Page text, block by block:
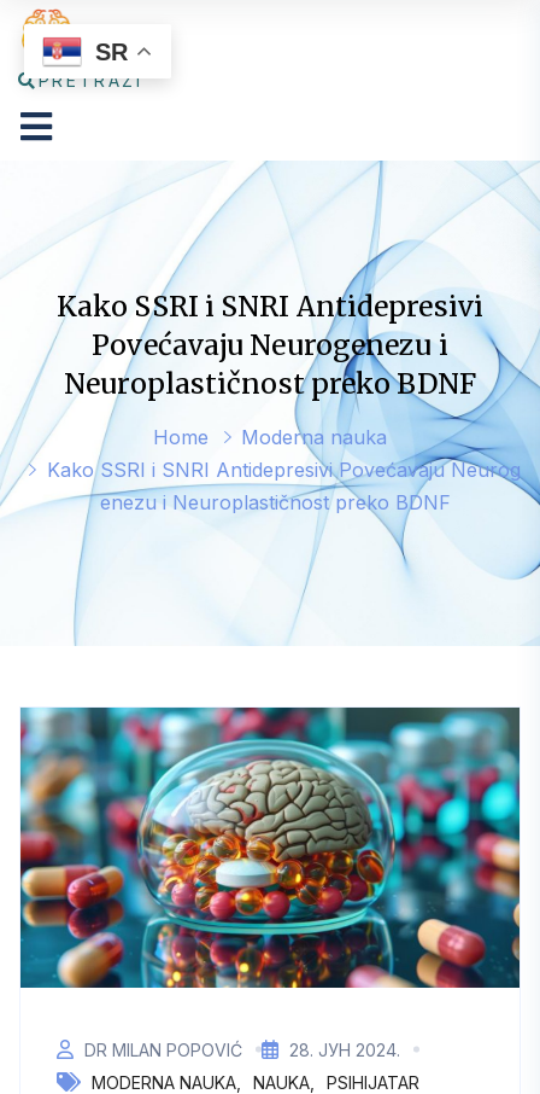
PRETRAŽI
Kako SSRI i SNRI Antidepresivi
Povećavaju Neurogenezu i
Neuroplastičnost preko BDNF
Home
Moderna nauka
Kako SSRI i SNRI Antidepresivi Povećavaju Neurog
enezu i Neuroplastičnost preko BDNF
DR MILAN POPOVIĆ
28. ЈУН 2024.
MODERNA NAUKA
NAUKA PSIHIJATAR
SR